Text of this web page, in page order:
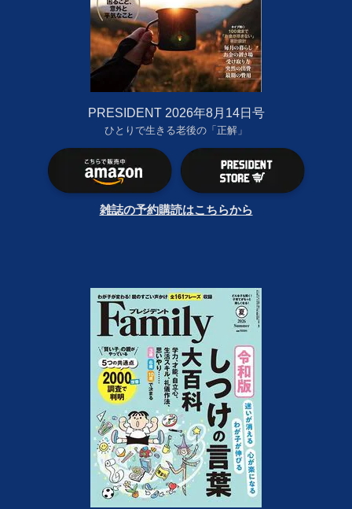
PRESIDENT 2026年8月14日号
ひとりで生きる老後の「正解」
雑誌の予約購読はこちらから